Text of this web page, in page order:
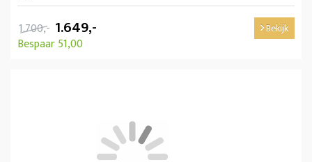
1.700,- 1.649,-
Bespaar 51,00
Bekijk